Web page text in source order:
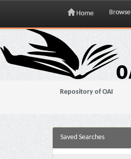
Skip
navigation
Home Browse
Repository of OAI
Saved Searches